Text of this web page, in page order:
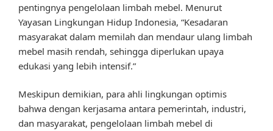
pentingnya pengelolaan limbah mebel. Menurut
Yayasan Lingkungan Hidup Indonesia, “Kesadaran
masyarakat dalam memilah dan mendaur ulang limbah
mebel masih rendah, sehingga diperlukan upaya
edukasi yang lebih intensif.”
Meskipun demikian, para ahli lingkungan optimis
bahwa dengan kerjasama antara pemerintah, industri,
dan masyarakat, pengelolaan limbah mebel di